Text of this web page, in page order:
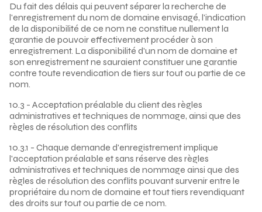
Du fait des délais qui peuvent séparer la recherche de
l'enregistrement du nom de domaine envisagé, l'indication
de la disponibilité de ce nom ne constitue nullement la
garantie de pouvoir effectivement procéder à son
enregistrement. La disponibilité d'un nom de domaine et
son enregistrement ne sauraient constituer une garantie
contre toute revendication de tiers sur tout ou partie de ce
nom.
10.3 - Acceptation préalable du client des règles
administratives et techniques de nommage, ainsi que des
règles de résolution des conflits
10.3.1 - Chaque demande d'enregistrement implique
l'acceptation préalable et sans réserve des règles
administratives et techniques de nommage ainsi que des
règles de résolution des conflits pouvant survenir entre le
propriétaire du nom de domaine et tout tiers revendiquant
des droits sur tout ou partie de ce nom.